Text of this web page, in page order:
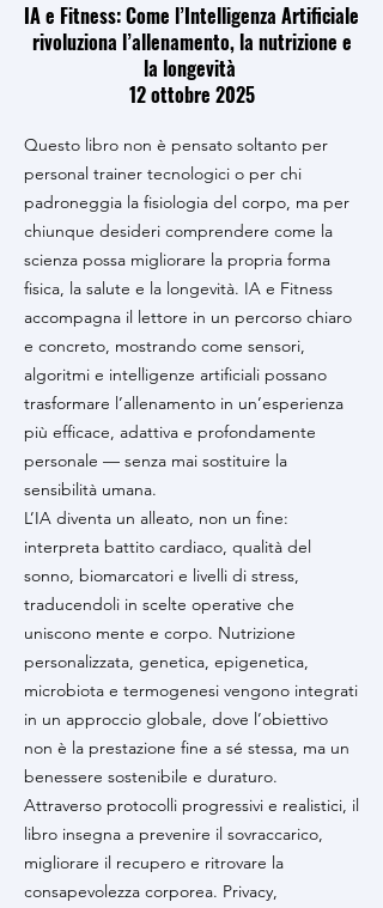
IA e Fitness: Come l’Intelligenza Artificiale
rivoluziona l’allenamento, la nutrizione e
la longevità
12 ottobre 2025
Questo libro non è pensato soltanto per
personal trainer tecnologici o per chi
padroneggia la fisiologia del corpo, ma per
chiunque desideri comprendere come la
scienza possa migliorare la propria forma
fisica, la salute e la longevità. IA e Fitness
accompagna il lettore in un percorso chiaro
e concreto, mostrando come sensori,
algoritmi e intelligenze artificiali possano
trasformare l’allenamento in un’esperienza
più efficace, adattiva e profondamente
personale — senza mai sostituire la
sensibilità umana.
L’IA diventa un alleato, non un fine:
interpreta battito cardiaco, qualità del
sonno, biomarcatori e livelli di stress,
traducendoli in scelte operative che
uniscono mente e corpo. Nutrizione
personalizzata, genetica, epigenetica,
microbiota e termogenesi vengono integrati
in un approccio globale, dove l’obiettivo
non è la prestazione fine a sé stessa, ma un
benessere sostenibile e duraturo.
Attraverso protocolli progressivi e realistici, il
libro insegna a prevenire il sovraccarico,
migliorare il recupero e ritrovare la
consapevolezza corporea. Privacy,